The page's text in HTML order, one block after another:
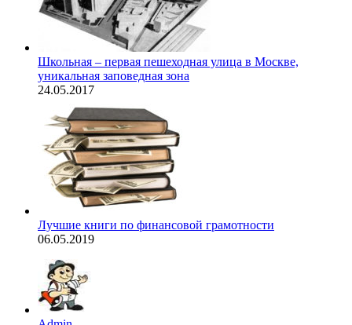
Школьная – первая пешеходная улица в Москве,
уникальная заповедная зона
24.05.2017
Лучшие книги по финансовой грамотности
06.05.2019